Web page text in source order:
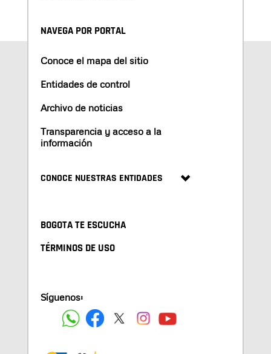
NAVEGA POR PORTAL
Conoce el mapa del sitio
Entidades de control
Archivo de noticias
Transparencia y acceso a la
información
CONOCE NUESTRAS ENTIDADES
BOGOTA TE ESCUCHA
TÉRMINOS DE USO
Síguenos: